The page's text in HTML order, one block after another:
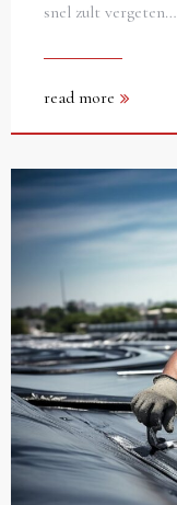
snel zult vergeten…
read more